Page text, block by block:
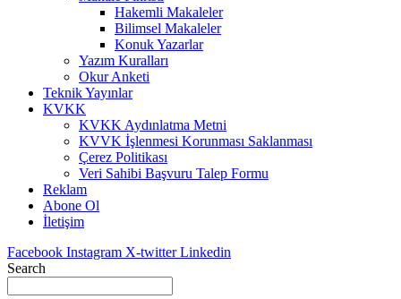
Hakemli Makaleler
Bilimsel Makaleler
Konuk Yazarlar
Yazım Kuralları
Okur Anketi
Teknik Yayınlar
KVKK
KVKK Aydınlatma Metni
KVVK İşlenmesi Korunması Saklanması
Çerez Politikası
Veri Sahibi Başvuru Talep Formu
Reklam
Abone Ol
İletişim
Facebook Instagram X-twitter Linkedin
Search